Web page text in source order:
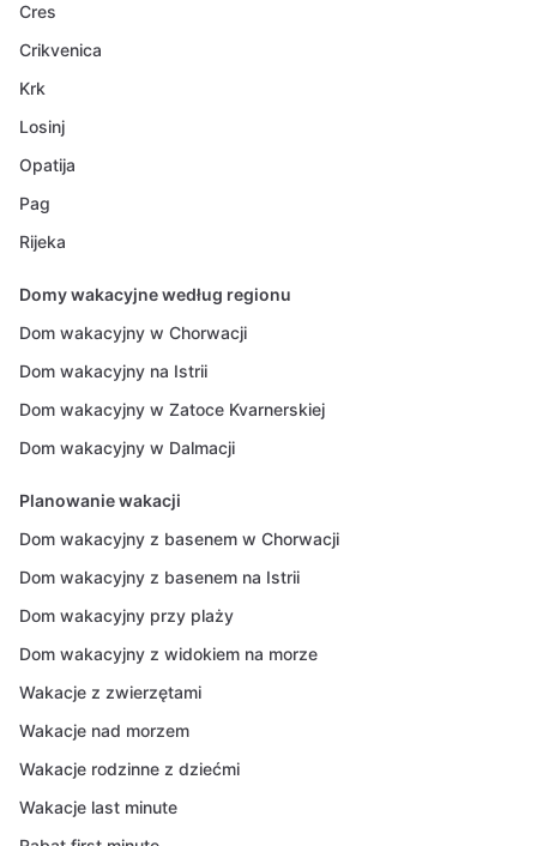
Cres
Crikvenica
Krk
Losinj
Opatija
Pag
Rijeka
Domy wakacyjne według regionu
Dom wakacyjny w Chorwacji
Dom wakacyjny na Istrii
Dom wakacyjny w Zatoce Kvarnerskiej
Dom wakacyjny w Dalmacji
Planowanie wakacji
Dom wakacyjny z basenem w Chorwacji
Dom wakacyjny z basenem na Istrii
Dom wakacyjny przy plaży
Dom wakacyjny z widokiem na morze
Wakacje z zwierzętami
Wakacje nad morzem
Wakacje rodzinne z dziećmi
Wakacje last minute